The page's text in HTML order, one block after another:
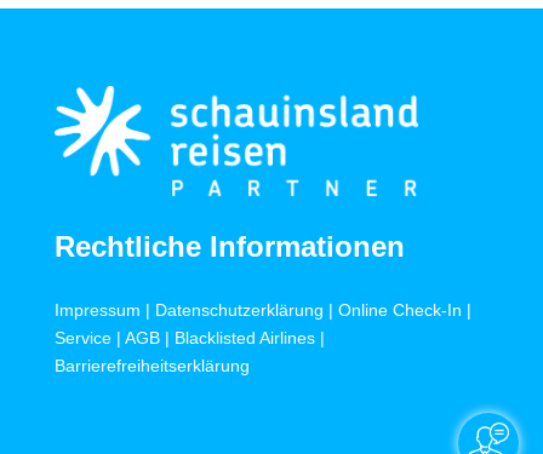
Rechtliche Informationen
Impressum | Datenschutzerklärung | Online Check-In |
Service| AGB| Blacklisted Airlines|
Barrierefreiheitserklärung